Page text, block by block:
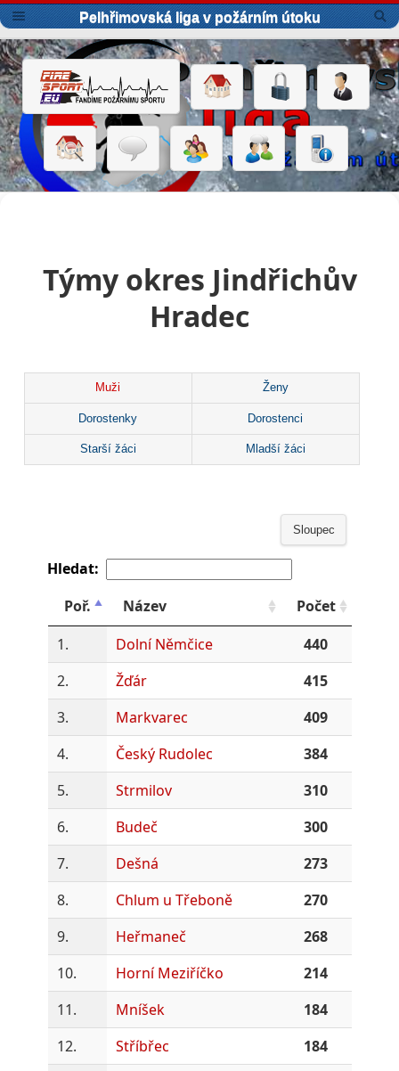
Pelhřimovská liga v požárním útoku
Týmy okres Jindřichův
Hradec
Muži Ženy
Dorostenky Dorostenci
Starší žáci Mladší žáci
Sloupec
Hledat:
Poř.
Název
Počet
1.
Dolní Němčice
440
2.
Žďár
415
3.
Markvarec
409
4.
Český Rudolec
384
5.
Strmilov
310
6.
Budeč
300
7.
Dešná
273
8.
Chlum u Třeboně
270
9.
Heřmaneč
268
10.
Horní Meziříčko
214
11.
Mníšek
184
12.
Stříbřec
184